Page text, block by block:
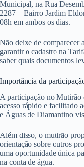
Municipal, na Rua
2287 – Bairro Jardim
08h em ambos os dias.
Não deixe de comparecer
garantir o cadastro na
saber quais documentos
Importância da
A participação no Mutirão
acesso rápido e facilitado
e Águas de Diamantino
Além disso, o mutirão
orientação sobre outros
uma oportunidade única
na conta de água.